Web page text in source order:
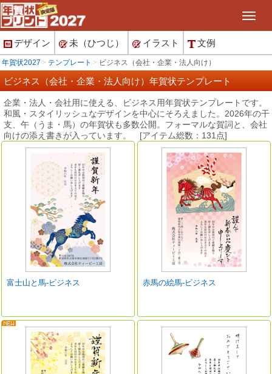
デザイン 未（ひつじ） イラスト 文例
年賀状2027 テンプレート ビジネス（会社・企業・法人向け）
ビジネス（会社・企業・法人向け）年賀状テンプレート
企業・法人・会社用に使える、ビジネス用年賀状テンプレートです。
和風・スタイリッシュなデザインを中心にそろえました。2026年の干
支、午（うま・馬）の年賀状も多数公開。フォーマルな賀詞と、会社
向けの添え書きが入っています。 [アイテム総数：131点]
富士山と馬-ビジネス 赤馬の絵馬-ビジネス